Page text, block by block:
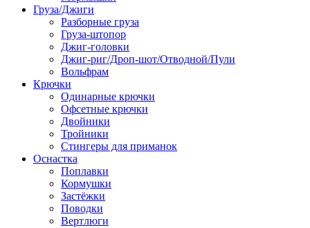
Груза/Джиги
Разборные груза
Груза-штопор
Джиг-головки
Джиг-риг/Дроп-шот/Отводной/Пули
Вольфрам
Крючки
Одинарные крючки
Офсетные крючки
Двойники
Тройники
Стингеры для приманок
Оснастка
Поплавки
Кормушки
Застёжки
Поводки
Вертлюги